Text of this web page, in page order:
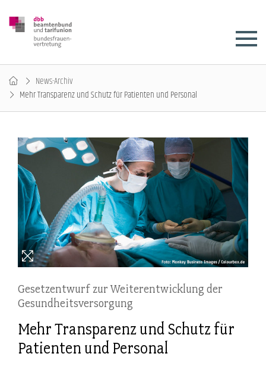
News-Archiv
Mehr Transparenz und Schutz für Patienten und Personal
Gesetzentwurf zur Weiterentwicklung der
Gesundheitsversorgung
Mehr Transparenz und Schutz für
Patienten und Personal